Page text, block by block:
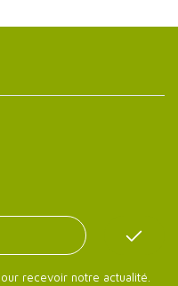
recevoir notre actualité.